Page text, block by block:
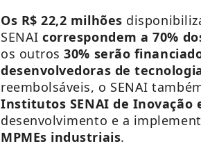
Os R$ 22,2 milhões
SENAIcorrespondem a 70%
os outros30% serão
desenvolvedoras de
reembolsáveis, o SENAI
Institutos SENAI de Inovação
desenvolvimento e a
MPMEs industriais.